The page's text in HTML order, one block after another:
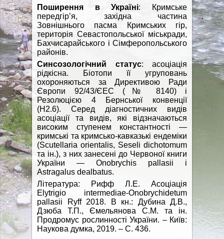
Поширення в Україні: Кримське
передгір’я, західна частина
Зовнішнього пасма Кримських гір,
територія Севастопольської міськради,
Бахчисарайського і Сімферопольського
районів.
Синсозологічний статус: асоціація
рідкісна. Біотопи її угруповань
охороняються за Директивою Ради
Європи 92/43/ЄEC (№ 8140) і
Резолюцією 4 Бернської конвенції
(H2.6). Серед діагностичних видів
асоціації та видів, які відзначаються
високим ступенем константності —
кримські та кримсько-кавказькі ендеміки
(Scutellaria orientalis, Seseli dichotomum
та ін.), з них занесені до Червоної книги
України — Onobrychis pallasii і
Astragalus dealbatus.
Література: Рифф Л.Е. Асоціація
Elytrigio intermediae-Onobrychidetum
pallasii Ryff 2018. В кн.: Дубина Д.В.,
Дзюба Т.П., Ємельянова С.М. та ін.
Продромус рослинності України. – Київ:
Наукова думка, 2019. – С. 436.